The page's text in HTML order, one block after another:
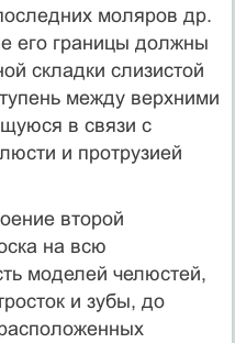
моляров др.
его границы должны
складки слизистой
между верхними
в связи с
и протрузией
второй
на всю
моделей челюстей,
и зубы, до